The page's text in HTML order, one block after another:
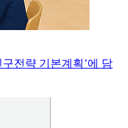
전략 기본계획’에 담